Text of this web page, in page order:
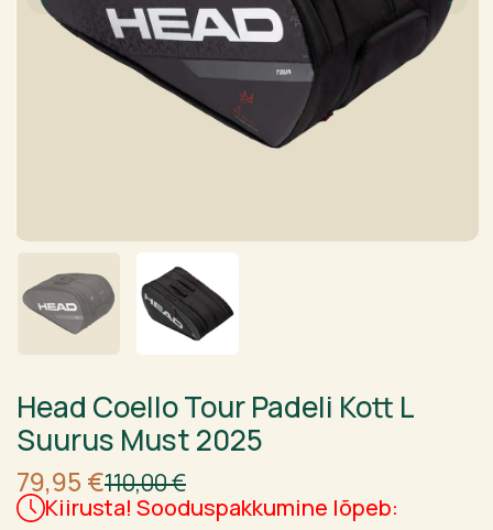
Head Coello Tour Padeli Kott L
Suurus Must 2025
110,00€
Algne
hind
oli:
79,95 €
Current
price
is:Kiirusta! Sooduspakkumine lõpeb: